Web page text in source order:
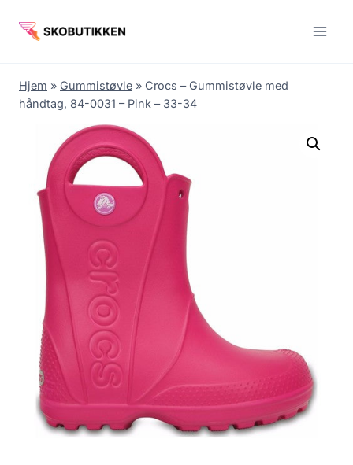
Hjem » Gummistøvle » Crocs – Gummistøvle med
håndtag, 84-0031 – Pink – 33-34